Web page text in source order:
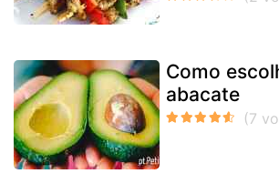
Como
abacate